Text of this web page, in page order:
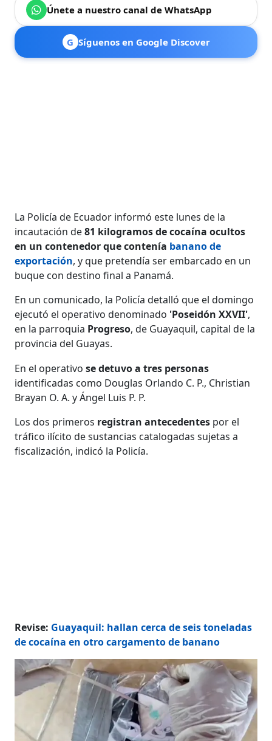
Únete a nuestro canal de WhatsApp
G Síguenos en Google Discover
La Policía de Ecuador informó este lunes de la
incautación de81 kilogramos de cocaína ocultos
en un contenedor que contenía banano de
exportación, y que pretendía ser embarcado en un
buque con destino final a Panamá.
En un comunicado, la Policía detalló que el domingo
ejecutó el operativo denominado 'Poseidón XXVII',
en la parroquia Progreso, de Guayaquil, capital de la
provincia del Guayas.
En el operativose detuvo a tres personas
identificadas como Douglas Orlando C. P., Christian
Brayan O. A. y Ángel Luis P. P.
Los dos primeros registran antecedentes por el
tráfico ilícito de sustancias catalogadas sujetas a
fiscalización, indicó la Policía.
Revise: Guayaquil: hallan cerca de seis toneladas
de cocaína en otro cargamento de banano